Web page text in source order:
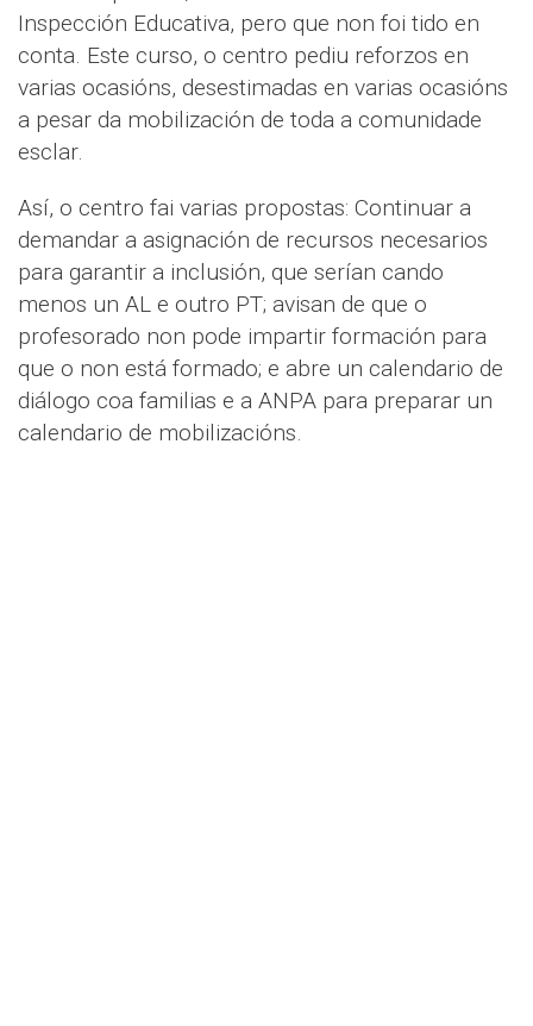
Inspección Educativa, pero que non foi tido en
conta. Este curso, o centro pediu reforzos en
varias ocasións, desestimadas en varias ocasións
a pesar da mobilización de toda a comunidade
esclar.
Así, o centro fai varias propostas: Continuar a
demandar a asignación de recursos necesarios
para garantir a inclusión, que serían cando
menos un AL e outro PT; avisan de que o
profesorado non pode impartir formación para
que o non está formado; e abre un calendario de
diálogo coa familias e a ANPA para preparar un
calendario de mobilizacións.